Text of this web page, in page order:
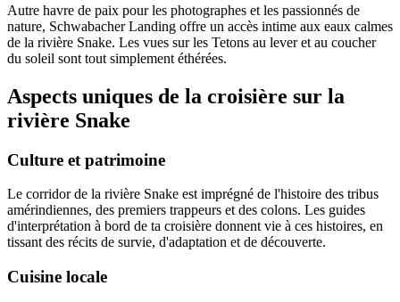
Autre havre de paix pour les photographes et les passionnés de
nature, Schwabacher Landing offre un accès intime aux eaux calmes
de la rivière Snake. Les vues sur les Tetons au lever et au coucher
du soleil sont tout simplement éthérées.
Aspects uniques de la croisière sur la
rivière Snake
Culture et patrimoine
Le corridor de la rivière Snake est imprégné de l'histoire des tribus
amérindiennes, des premiers trappeurs et des colons. Les guides
d'interprétation à bord de ta croisière donnent vie à ces histoires, en
tissant des récits de survie, d'adaptation et de découverte.
Cuisine locale